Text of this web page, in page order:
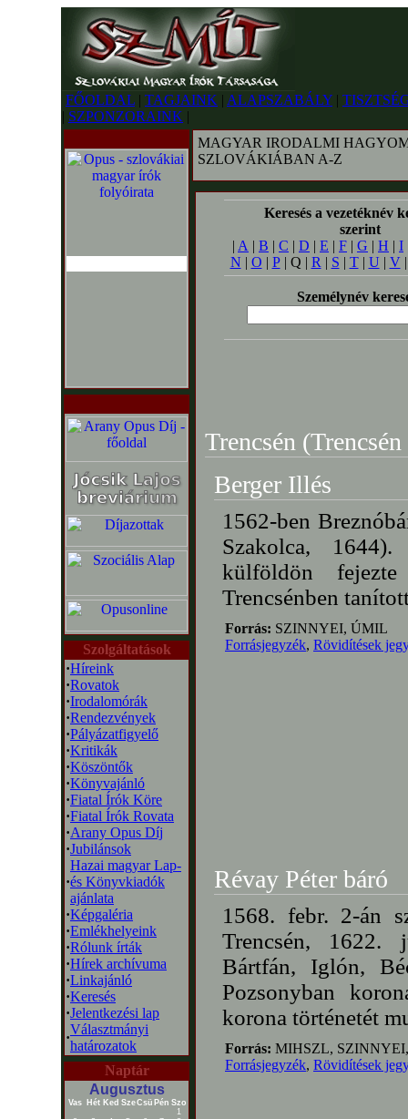
FŐOLDAL | TAGJAINK | ALAPSZABÁLY |
| SZPONZORAINK |
Szolgáltatások
·Híreink
·Rovatok
·Irodalomórák
·Rendezvények
·Pályázatfigyelő
·Kritikák
·Köszöntők
·Könyvajánló
·Fiatal Írók Köre
·Fiatal Írók Rovata
·Arany Opus Díj
·Jubilánsok
·
Hazai magyar Lap-
és Könyvkiadók
ajánlata
·Képgaléria
·Emlékhelyeink
·Rólunk írták
·Hírek archívuma
·Linkajánló
·Keresés
·Jelentkezési lap
·
Választmányi
határozatok
Naptár
Augusztus
Vas Hét Ked SzeCsü Pén Szo
1
MAGYAR IRODALMI
SZLOVÁKIÁBAN A-Z
Keresés a vezetéknév
szerint
| A | B | C | D | E | F | G | H | I
N | O | P| Q | R | S | T| U | V
Személynév
Trencsén
Berger Illés
1562-ben
Szakolca, 1644).
külföldön
Trencsénben
Forrás: SZINNYEI, ÚMIL
Forrásjegyzék, Rövidítések
Révay Péter báró
1568. febr. 2-án
Trencsén, 1622.
Bártfán, Iglón,
Pozsonyban
korona történetét
Forrás: MIHSZL,
Forrásjegyzék, Rövidítések